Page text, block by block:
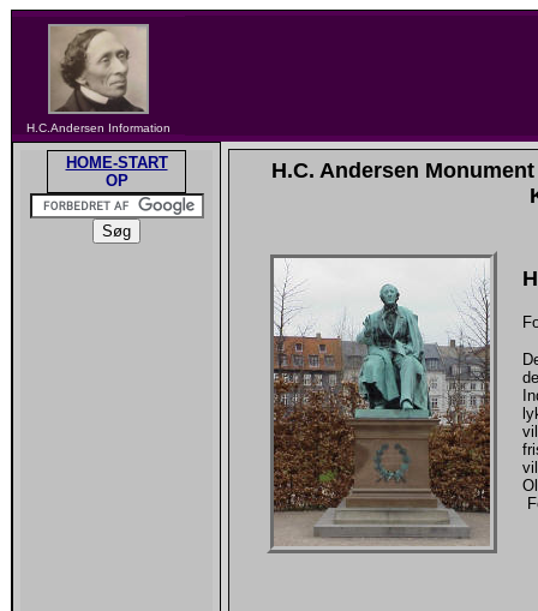
H.C.Andersen Information
HOME-START
OP
H.C. Andersen